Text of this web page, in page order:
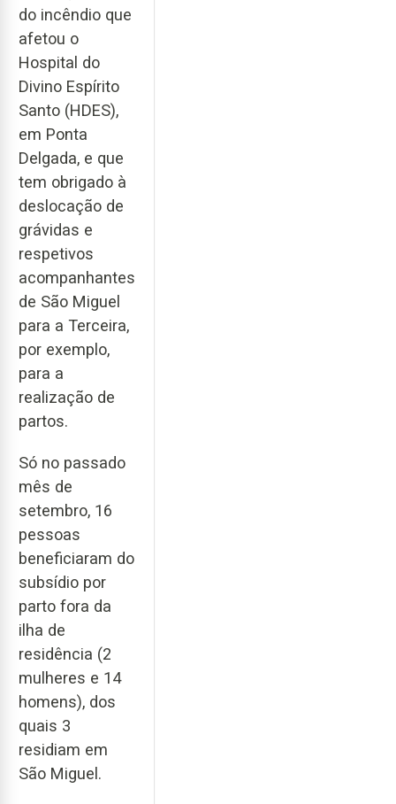
do incêndio que
afetou o
Hospital do
Divino Espírito
Santo (HDES),
em Ponta
Delgada, e que
tem obrigado à
deslocação de
grávidas e
respetivos
acompanhantes
de São Miguel
para a Terceira,
por exemplo,
para a
realização de
partos.
Só no passado
mês de
setembro, 16
pessoas
beneficiaram do
subsídio por
parto fora da
ilha de
residência (2
mulheres e 14
homens), dos
quais 3
residiam em
São Miguel.